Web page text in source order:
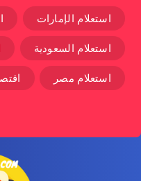
استعلام الإمارات
استعلام السعودية
استعلام مصر